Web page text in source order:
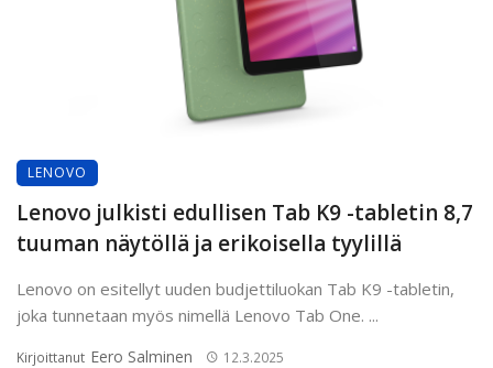
LENOVO
Lenovo julkisti edullisen Tab K9 -tabletin 8,7
tuuman näytöllä ja erikoisella tyylillä
Lenovo on esitellyt uuden budjettiluokan Tab K9 -tabletin,
joka tunnetaan myös nimellä Lenovo Tab One. ...
Kirjoittanut Eero Salminen 12.3.2025